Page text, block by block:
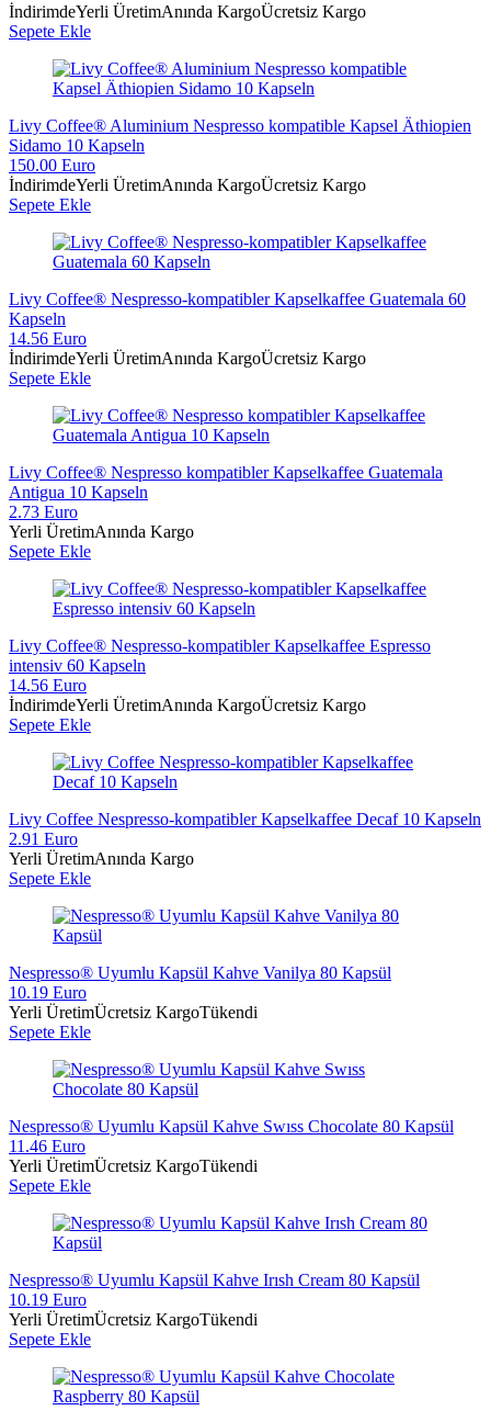
İndirimdeYerli ÜretimAnında KargoÜcretsiz Kargo
Sepete Ekle
Livy Coffee® Aluminium Nespresso kompatible Kapsel Äthiopien
Sidamo 10 Kapseln
150.00 Euro
İndirimdeYerli ÜretimAnında KargoÜcretsiz Kargo
Sepete Ekle
Livy Coffee® Nespresso-kompatibler Kapselkaffee Guatemala 60
Kapseln
14.56 Euro
İndirimdeYerli ÜretimAnında KargoÜcretsiz Kargo
Sepete Ekle
Livy Coffee® Nespresso kompatibler Kapselkaffee Guatemala
Antigua 10 Kapseln
2.73 Euro
Yerli ÜretimAnında Kargo
Sepete Ekle
Livy Coffee® Nespresso-kompatibler Kapselkaffee Espresso
intensiv 60 Kapseln
14.56 Euro
İndirimdeYerli ÜretimAnında KargoÜcretsiz Kargo
Sepete Ekle
Livy Coffee Nespresso-kompatibler Kapselkaffee Decaf 10 Kapseln
2.91 Euro
Yerli ÜretimAnında Kargo
Sepete Ekle
Nespresso® Uyumlu Kapsül Kahve Vanilya 80 Kapsül
10.19 Euro
Yerli ÜretimÜcretsiz KargoTükendi
Sepete Ekle
Nespresso® Uyumlu Kapsül Kahve Swıss Chocolate 80 Kapsül
11.46 Euro
Yerli ÜretimÜcretsiz KargoTükendi
Sepete Ekle
Nespresso® Uyumlu Kapsül Kahve Irısh Cream 80 Kapsül
10.19 Euro
Yerli ÜretimÜcretsiz KargoTükendi
Sepete Ekle